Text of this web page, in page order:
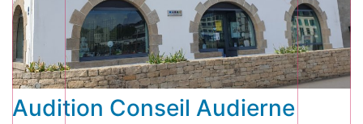
Audition Conseil Audierne